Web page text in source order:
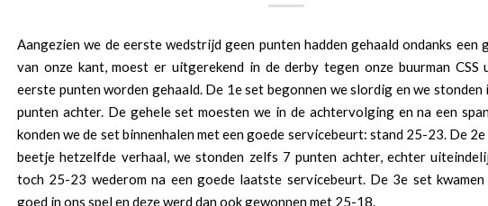
Aangezien we de eerste wedstrijd geen punten hadden gehaald ondanks een
van onze kant, moest er uitgerekend in de derby tegen onze buurman CSS
eerste punten worden gehaald. De 1e set begonnen we slordig en we stonden
punten achter. De gehele set moesten we in de achtervolging en na een
konden we de set binnenhalen met een goede servicebeurt: stand 25-23. De
beetje hetzelfde verhaal, we stonden zelfs 7 punten achter, echter
toch 25-23 wederom na een goede laatste servicebeurt. De 3e set kwamen
goed in ons spel en deze werd dan ook gewonnen met 25-18.